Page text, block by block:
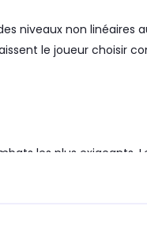
niveaux non linéaires
le joueur choisir
les plus exigeants.
combat. Le système